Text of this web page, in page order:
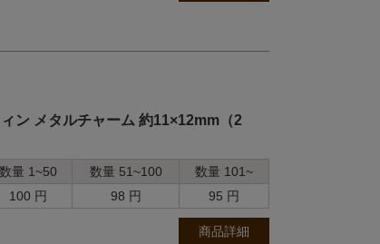
ン メタルチャーム 約11×12mm（2
数量 1~50 数量 51~100
数量 101~
100 円
98 円 95 円
商品詳細